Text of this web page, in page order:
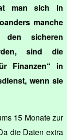
man sich in
manche
den sicheren
sind die
Finanzen“ in
wenn sie
15 Monate zur
die Daten extra